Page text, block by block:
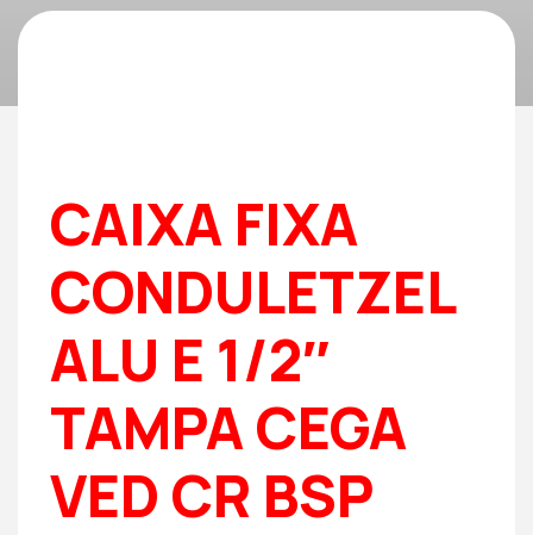
CAIXA FIXA
CONDULETZEL
ALU E 1/2″
TAMPA CEGA
VED CR BSP